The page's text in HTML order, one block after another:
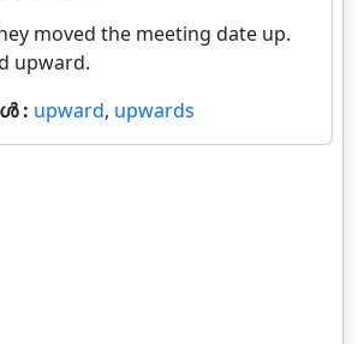
moved the meeting date up.
upward.
: upward, upwards